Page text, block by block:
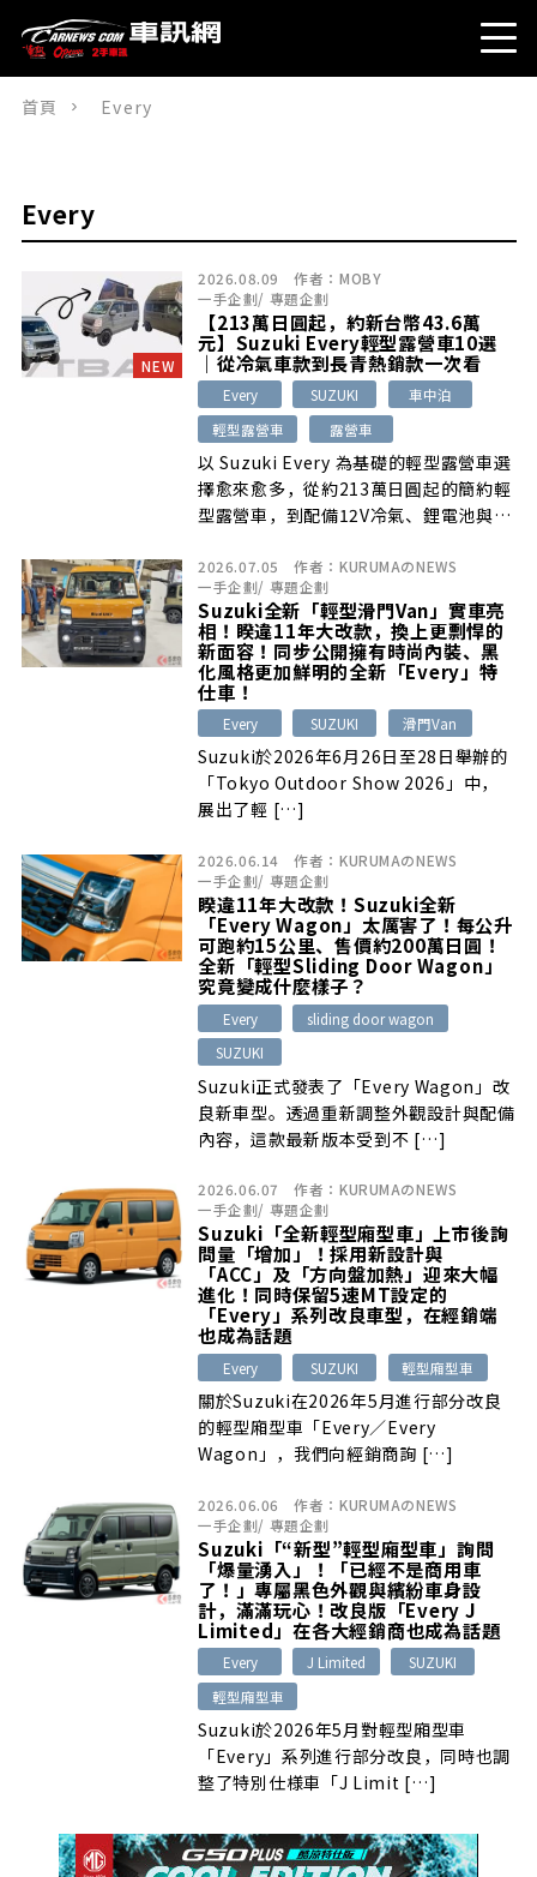
首頁 Every
Every
NEW
2026.08.09 作者： MOBY
一手企劃/ 專題企劃
【213萬日圓起，約新台幣43.6萬
元】Suzuki Every輕型露營車10選
｜從冷氣車款到長青熱銷款一次看
Every SUZUKI
車中泊
輕型露營車
露營車
以 Suzuki Every 為基礎的輕型露營車選
擇愈來愈多，從約213萬日圓起的簡約輕
型露營車，到配備12V冷氣、鋰電池與太
具代表性的 Every 輕型露營車。
2026.07.05 作者： KURUMAのNEWS
一手企劃/ 專題企劃
Suzuki全新「輕型滑門Van」實車亮
相！睽違11年大改款，換上更剽悍的
新面容！同步公開擁有時尚內裝、黑
化風格更加鮮明的全新「Every」特
仕車！
Every SUZUKI 滑門Van
Suzuki於2026年6月26日至28日舉辦的
「Tokyo Outdoor Show 2026」中，
展出了輕 […]
2026.06.14 作者： KURUMAのNEWS
一手企劃/ 專題企劃
睽違11年大改款！Suzuki全新
「Every Wagon」太厲害了！每公升
可跑約15公里、售價約200萬日圓！
全新「輕型Sliding Door Wagon」
究竟變成什麼樣子？
Every
sliding door wagon
SUZUKI
Suzuki正式發表了「Every Wagon」改
良新車型。透過重新調整外觀設計與配備
內容，這款最新版本受到不 […]
2026.06.07 作者： KURUMAのNEWS
一手企劃/ 專題企劃
Suzuki「全新輕型廂型車」上市後詢
問量「增加」！採用新設計與
「ACC」及「方向盤加熱」迎來大幅
進化！同時保留5速MT設定的
「Every」系列改良車型，在經銷端
也成為話題
Every SUZUKI 輕型廂型車
關於Suzuki在2026年5月進行部分改良
的輕型廂型車「Every／Every
Wagon」，我們向經銷商詢 […]
2026.06.06 作者： KURUMAのNEWS
一手企劃/ 專題企劃
Suzuki「“新型”輕型廂型車」詢問
「爆量湧入」！「已經不是商用車
了！」專屬黑色外觀與繽紛車身設
計，滿滿玩心！改良版「Every J
Limited」在各大經銷商也成為話題
Every J Limited
SUZUKI
輕型廂型車
Suzuki於2026年5月對輕型廂型車
「Every」系列進行部分改良，同時也調
整了特別仕様車「J Limit […]